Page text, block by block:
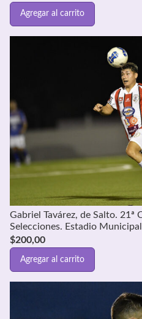
Agregar al carrito
Gabriel Tavárez, de Salto. 21ª
Selecciones. Estadio
$200,00
Agregar al carrito